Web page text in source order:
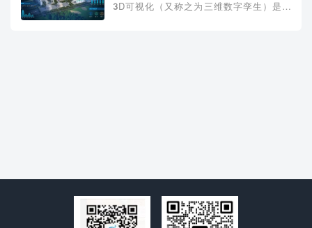
3D可视化（又称之为三维数字孪生）是什